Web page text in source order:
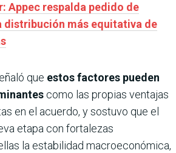
Appec respalda pedido de
distribución más equitativa de
que estos factores pueden
como las propias ventajas
en el acuerdo, y sostuvo que el
etapa con fortalezas
la estabilidad macroeconómica,